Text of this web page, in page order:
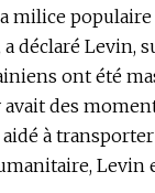
milice
déclaré Levin,
ont été
des
à
Levin